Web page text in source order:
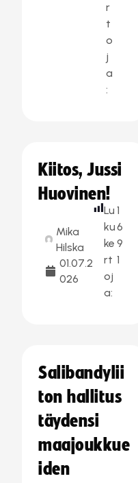
r
t
o
j
a
:
Kiitos, Jussi
Huovinen!
Mika
Hilska
01.07.2
026
Lu
ku
ke
rt
oj
a:
1
6
9
1
Salibandylii
ton hallitus
täydensi
maajoukkue
iden